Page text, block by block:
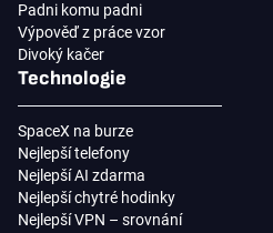
Padni komu padni
Výpověď z práce vzor
Divoký kačer
Technologie
SpaceX na burze
Nejlepší telefony
Nejlepší AI zdarma
Nejlepší chytré hodinky
Nejlepší VPN – srovnání